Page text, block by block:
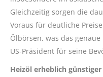
Gleichzeitig sorgen die
Voraus für deutliche
Ölbörsen, was das
US-Präsident für seine
Heizöl erheblich